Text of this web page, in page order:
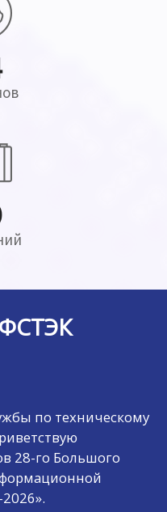
по техническому
28-го Большого